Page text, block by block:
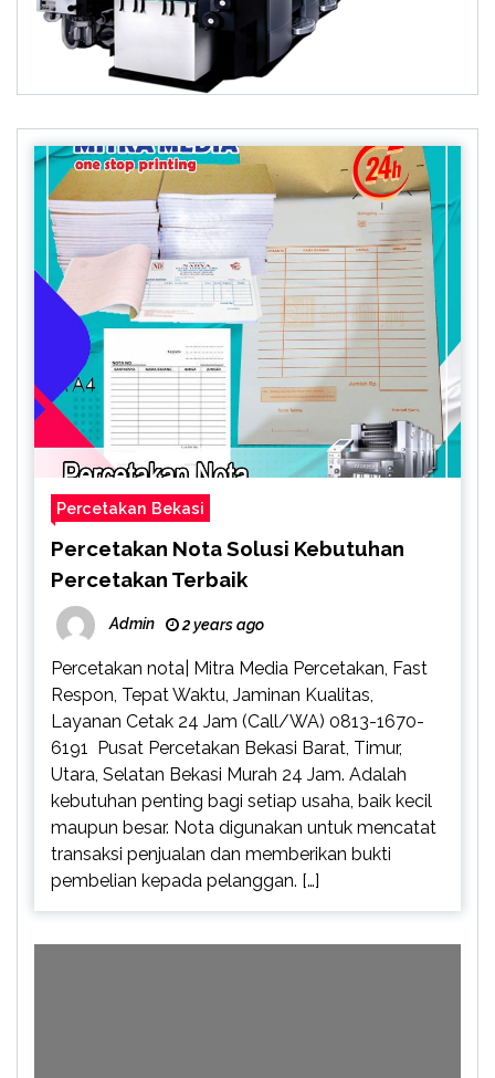
Percetakan Bekasi
Percetakan Nota Solusi Kebutuhan
Percetakan Terbaik
Admin 2 years ago
Percetakan nota| Mitra Media Percetakan, Fast
Respon, Tepat Waktu, Jaminan Kualitas,
Layanan Cetak 24 Jam (Call/WA) 0813-1670-
6191 Pusat Percetakan Bekasi Barat, Timur,
Utara, Selatan Bekasi Murah 24 Jam. Adalah
kebutuhan penting bagi setiap usaha, baik kecil
maupun besar. Nota digunakan untuk mencatat
transaksi penjualan dan memberikan bukti
pembelian kepada pelanggan. […]